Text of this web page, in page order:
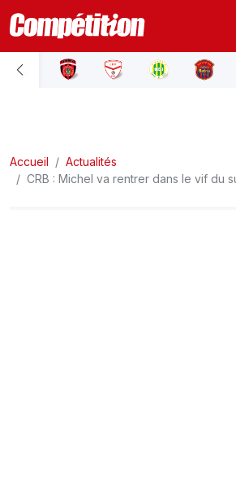
ACCUEIL
LIGUE 2
Accueil
Actualités
CRB : Michel va rentrer dans le vif du